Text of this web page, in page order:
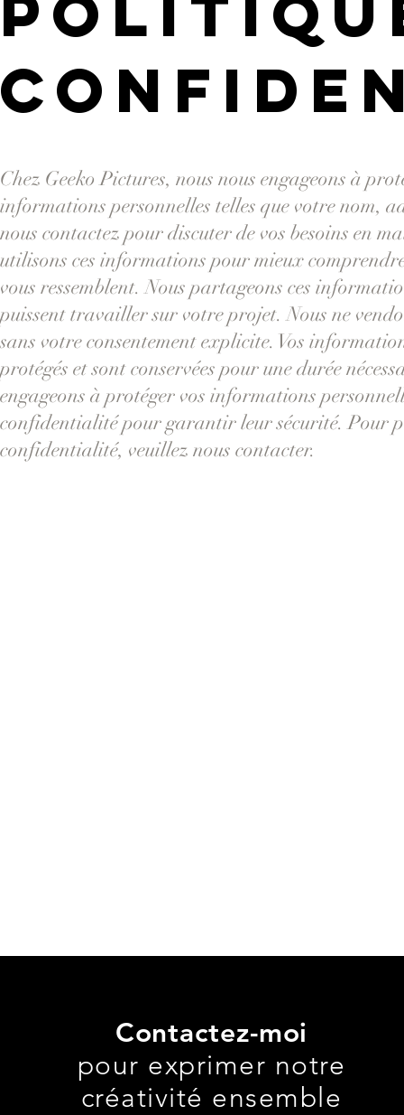
Chez Geeko Pictures, nous nous engageons à
informations personnelles telles que votre nom,
nous contactez pour discuter de vos besoins en
utilisons ces informations pour mieux
vous ressemblent. Nous partageons ces
puissent travailler sur votre projet. Nous ne
sans votre consentement explicite. Vos
protégés et sont conservées pour une durée
engageons à protéger vos informations
confidentialité pour garantir leur sécurité. Pour
confidentialité, veuillez nous contacter.
Contactez-moi
pour exprimer notre
créativité ensemble